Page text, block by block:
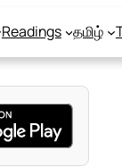
Readings தமிழ்